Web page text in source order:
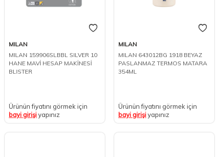
MILAN
MILAN 159906SLBBL SILVER 10
HANE MAVİ HESAP MAKİNESİ
BLISTER
Ürünün fiyatını görmek için
bayi girişiyapınız
MILAN
MILAN 643012BG 1918 BEYAZ
PASLANMAZ TERMOS MATARA
354ML
Ürünün fiyatını görmek için
bayi girişiyapınız